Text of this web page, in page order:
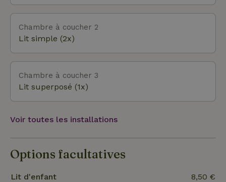
ville d'Emmen se trouve à 10 km, avec de
nombreux magasins et autres commodités. Si ton
jour d'arrivée préféré n'est pas indiqué, ou si tu es
curieux de connaître d'autres possibilités, n'hésite
pas à nous contacter.
Chambre à coucher 2
Lit simple (2x)
Chambre à coucher 3
Lit superposé (1x)
Voir toutes les installations
Options facultatives
Lit d'enfant
8,50 €